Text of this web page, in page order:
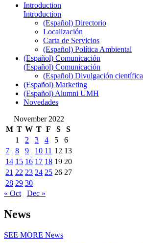
Introduction
Introduction
(Español) Directorio
Localización
Carta de Servicios
(Español) Política Ambiental
(Español) Comunicación
(Español) Comunicación
(Español) Divulgación científica
(Español) Marketing
(Español) Alumni UMH
Novedades
November 2022
M T W T F S
S
1
2 3 4 5
6
7
8 9 10 11 12 13
14 15 16 17 18 19 20
21 22 23 24 25 26 27
28 29 30
« Oct
Dec »
News
SEE MORE News